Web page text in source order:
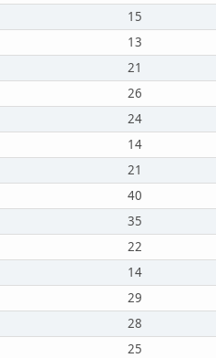
15
13
21
26
24
14
21
40
35
22
14
29
28
25